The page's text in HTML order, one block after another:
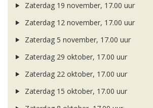
Zaterdag 19 november, 17.00 uur
Zaterdag 12 november, 17.00 uur
Zaterdag 5 november, 17.00 uur
Zaterdag 29 oktober, 17.00 uur
Zaterdag 22 oktober, 17.00 uur
Zaterdag 15 oktober, 17.00 uur